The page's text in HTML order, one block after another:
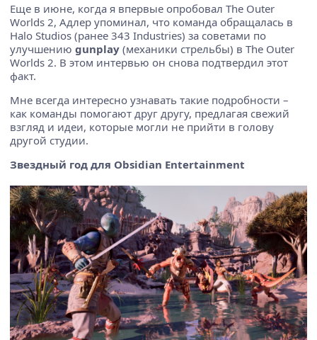
Еще в июне, когда я впервые опробовал The Outer
Worlds 2, Адлер упоминал, что команда обращалась в
Halo Studios (ранее 343 Industries) за советами по
улучшению gunplay (механики стрельбы) в The Outer
Worlds 2. В этом интервью он снова подтвердил этот
факт.
Мне всегда интересно узнавать такие подробности –
как команды помогают друг другу, предлагая свежий
взгляд и идеи, которые могли не прийти в голову
другой студии.
Звездный год для Obsidian Entertainment